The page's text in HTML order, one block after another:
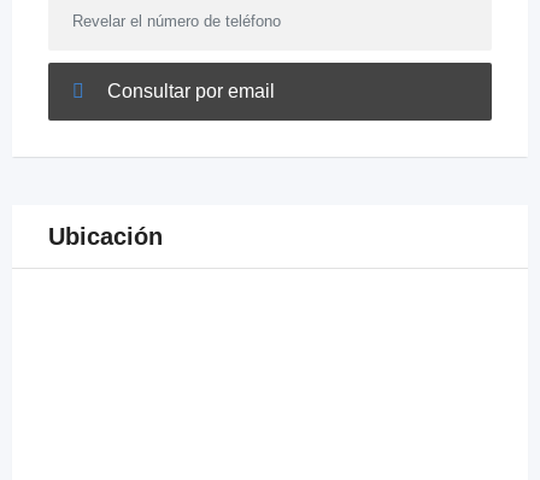
Revelar el número de teléfono
Consultar por email
Ubicación